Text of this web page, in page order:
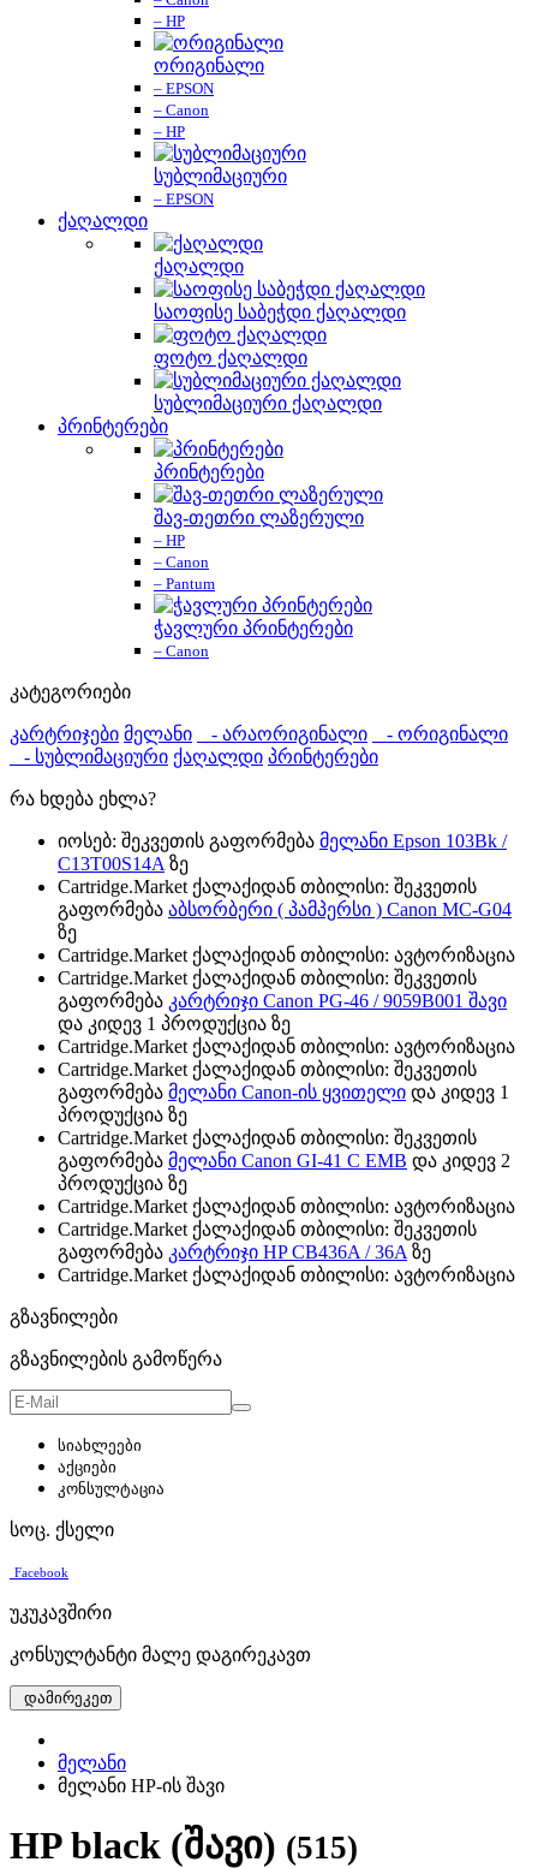
– HP
ორიგინალი
– EPSON
– Canon
– HP
სუბლიმაციური
– EPSON
ქაღალდი
ქაღალდი
საოფისე საბეჭდი ქაღალდი
ფოტო ქაღალდი
სუბლიმაციური ქაღალდი
პრინტერები
პრინტერები
შავ-თეთრი ლაზერული
– HP
– Canon
– Pantum
ჭავლური პრინტერები
– Canon
კატეგორიები
კარტრიჯები მელანი - არაორიგინალი
- ორიგინალი
- სუბლიმაციური ქაღალდი პრინტერები
რა ხდება ეხლა?
იოსებ: შეკვეთის გაფორმება მელანი Epson 103Bk /
C13T00S14A ზე
Cartridge.Market ქალაქიდან თბილისი: შეკვეთის
გაფორმება აბსორბერი ( პამპერსი ) Canon MC-G04
ზე
Cartridge.Market ქალაქიდან თბილისი: ავტორიზაცია
Cartridge.Market ქალაქიდან თბილისი: შეკვეთის
გაფორმება კარტრიჯი Canon PG-46 / 9059B001 შავი
და კიდევ 1 პროდუქცია ზე
Cartridge.Market ქალაქიდან თბილისი: ავტორიზაცია
Cartridge.Market ქალაქიდან თბილისი: შეკვეთის
გაფორმება მელანი Canon-ის ყვითელი და კიდევ 1
პროდუქცია ზე
Cartridge.Market ქალაქიდან თბილისი: შეკვეთის
გაფორმება მელანი Canon GI-41 C EMB და კიდევ 2
პროდუქცია ზე
Cartridge.Market ქალაქიდან თბილისი: ავტორიზაცია
Cartridge.Market ქალაქიდან თბილისი: შეკვეთის
გაფორმება კარტრიჯი HP CB436A / 36A ზე
Cartridge.Market ქალაქიდან თბილისი: ავტორიზაცია
გზავნილები
გზავნილების გამოწერა
სიახლეები
აქციები
კონსულტაცია
სოც. ქსელი
Facebook
უკუკავშირი
კონსულტანტი მალე დაგირეკავთ
დამირეკეთ
მელანი
მელანი HP-ის შავი
HP black (შავი) (515)